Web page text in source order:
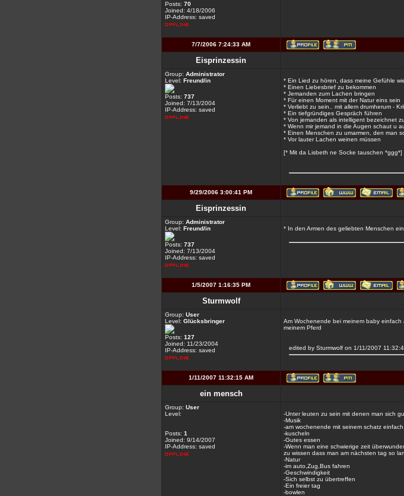
Posts: 70
Joined: 4/18/2006
IP-Address: saved
7/7/2006 7:24:33 AM
Eisprinzessin
Group: Administrator
Level: Freund/in
Posts: 737
Joined: 7/13/2004
IP-Address: saved
* Ein Lied zu hören, dass meine Gefühle
* Einen Liebesbrief zu bekommen
* Jemanden zum Lachen bringen
* Für einen Moment mit der Natur eins sein
* Verliebt zu sein.. mit allem drumherum -
* Ein tiefgründiges Gespräch führen
* Von jemanden als intelligent bezeichnet
* Wenn mir jemand in die Augen schaut u
* Einen Menschen zu umarmen, den man
* Vor lauter Lachen weinen müssen
[* Mit da Lisbeth ne Socke tauschen *ggg*]
9/29/2006 3:00:41 PM
Eisprinzessin
Group: Administrator
Level: Freund/in
Posts: 737
Joined: 7/13/2004
IP-Address: saved
* In den Armen des geliebten Menschen
1/5/2007 1:16:35 PM
Sturmwolf
Group: User
Level: Glücksbringer
Posts: 127
Joined: 11/23/2004
IP-Address: saved
Am Wochenende bei meinem baby
meinem Pferd
edited by Sturmwolf on 1/11/2007
1/11/2007 11:32:15 AM
ein mensch
Group: User
Level:
Posts: 1
Joined: 9/14/2007
IP-Address: saved
-Unter leuten zu sein mit denen man sich
-Musik
-am wochenende mit seinem schatz
-kuscheln
-Gutes essen
-Wenn man eine schwierige zeit
zu wissen dass man am nächsten tag so
-Natur
-im auto,Zug,Bus fahren
-Geschwindigkeit
-Sich selbst zu übertreffen
-Ein freier tag
-bowlen